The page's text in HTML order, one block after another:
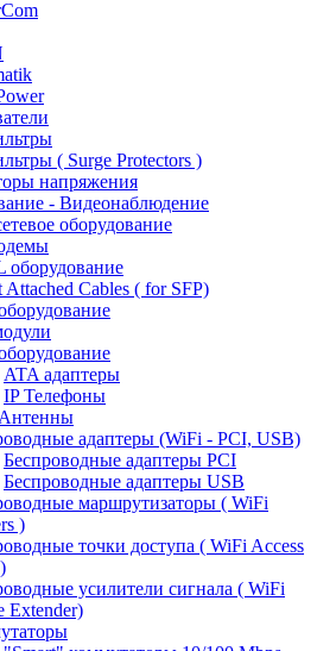
( Surge Protectors )
напряжения
- Видеонаблюдение
оборудование
оборудование
Attached Cables ( for SFP)
ATA адаптеры
IP Телефоны
адаптеры (WiFi - PCI, USB)
Беспроводные адаптеры PCI
Беспроводные адаптеры USB
маршрутизаторы ( WiFi
)
точки доступа ( WiFi Access
усилители сигнала ( WiFi
Extender)